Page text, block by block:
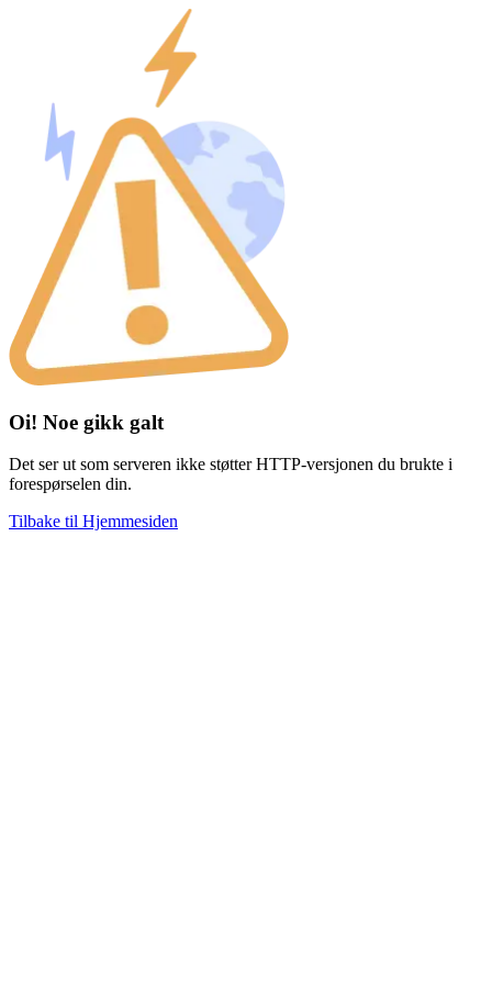
Oi! Noe gikk galt
Det ser ut som serveren ikke støtter HTTP-versjonen du brukte i
forespørselen din.
Tilbake til Hjemmesiden